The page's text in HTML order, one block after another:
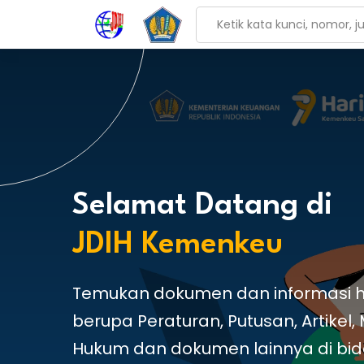
Selamat Datang di
JDIH Kemenkeu
Temukan dokumen dan informasi
berupa Peraturan, Putusan, Artikel,
Hukum dan dokumen lainnya di